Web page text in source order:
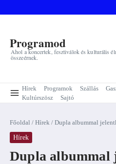
Programod
Ahol a koncertek, fesztiválok és kulturális
összeérnek.
Hírek Programok Szállás
Kultúrszösz
Sajtó
Főoldal / Hírek / Dupla albummal
Hírek
Dupla albummal